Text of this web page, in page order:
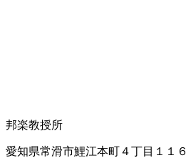
邦楽教授所
愛知県常滑市鯉江本町４丁目１１６